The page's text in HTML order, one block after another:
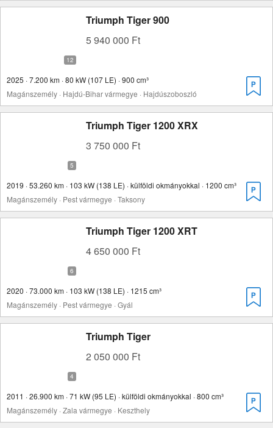
Triumph Tiger 900
5 940 000 Ft
2025 · 7.200 km · 80 kW (107 LE) · 900 cm³
Magánszemély · Hajdú-Bihar vármegye · Hajdúszoboszló
Triumph Tiger 1200 XRX
3 750 000 Ft
2019 · 53.260 km · 103 kW (138 LE) · külföldi okmányokkal · 1200 cm³
Magánszemély · Pest vármegye · Taksony
Triumph Tiger 1200 XRT
4 650 000 Ft
2020 · 73.000 km · 103 kW (138 LE) · 1215 cm³
Magánszemély · Pest vármegye · Gyál
Triumph Tiger
2 050 000 Ft
2011 · 26.900 km · 71 kW (95 LE) · külföldi okmányokkal · 800 cm³
Magánszemély · Zala vármegye · Keszthely